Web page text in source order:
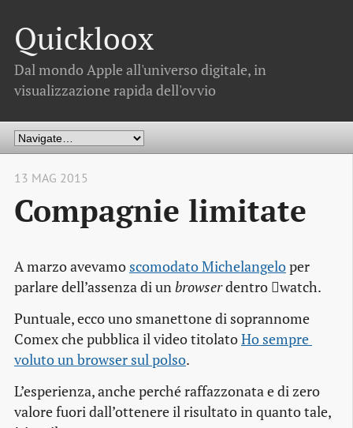
Quickloox
Dal mondo Apple all'universo digitale, in
visualizzazione rapida dell'ovvio
13 MAG 2015
Compagnie limitate
A marzo avevamo scomodato Michelangeloper
parlare dell’assenza di unbrowserdentro watch.
Puntuale, ecco uno smanettone di soprannome
Comex che pubblica il video titolatoHo sempre
voluto un browser sul polso.
L’esperienza, anche perché raffazzonata e di zero
valore fuori dall’ottenere il risultato in quanto tale,